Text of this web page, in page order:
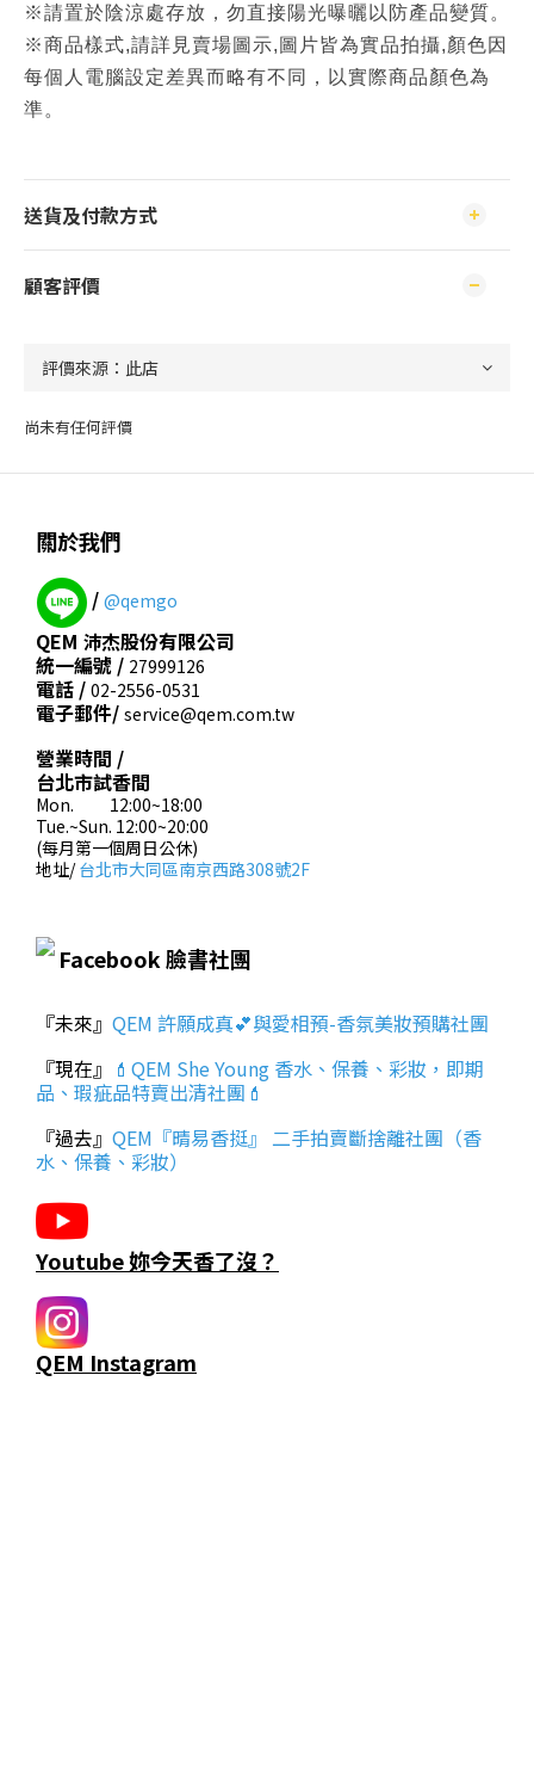
※請置於陰涼處存放，勿直接陽光曝曬以防產品變質。
※商品樣式,請詳見賣場圖示,圖片皆為實品拍攝,顏色因
每個人電腦設定差異而略有不同，以實際商品顏色為
準。
送貨及付款方式
顧客評價
尚未有任何評價
關於我們
/ @qemgo
QEM 沛杰股份有限公司
統一編號 / 27999126
電話 / 02-2556-0531
電子郵件/ service@qem.com.tw
營業時間 /
台北市試香間
Mon. 12:00~18:00
Tue.~Sun. 12:00~20:00
(每月第一個周日公休)
地址/台北市大同區南京西路308號2F
Facebook 臉書社團
『未來』 QEM 許願成真💕與愛相預-香氛美妝預購社團
『現在』 💄QEM She Young 香水、保養、彩妝，即期
品、瑕疵品特賣出清社團💄
『過去』 QEM『晴易香挺』 二手拍賣斷捨離社團（香
水、保養、彩妝）
Youtube 妳今天香了沒？
QEM Instagram